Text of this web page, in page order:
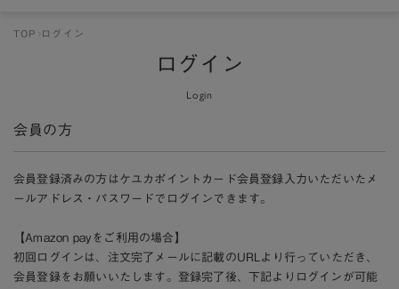
TOP ログイン
ログイン
Login
会員の方
会員登録済みの方はケユカポイントカード会員登録入力いただいたメ
ールアドレス・パスワードでログインできます。
【Amazon payをご利用の場合】
初回ログインは、注文完了メールに記載のURLより行っていただき、
会員登録をお願いいたします。登録完了後、下記よりログインが可能